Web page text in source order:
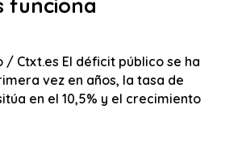
funciona
/ Ctxt.es El déficit público se ha
vez en años, la tasa de
en el 10,5% y el crecimiento